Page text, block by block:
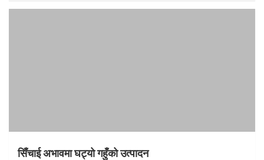
सिँचाई अभावमा घट्यो गहुँको उत्पादन